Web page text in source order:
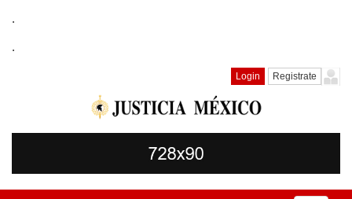
.
.
Login Registrate